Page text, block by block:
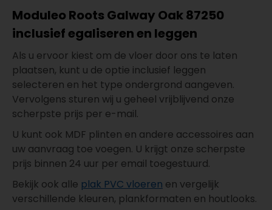
Moduleo Roots Galway Oak 87250
inclusief egaliseren en leggen
Als u ervoor kiest om de vloer door ons te laten
plaatsen, kunt u de optie inclusief leggen
selecteren en het type ondergrond aangeven.
Vervolgens sturen wij u geheel vrijblijvend onze
scherpste prijs per e-mail.
U kunt ook MDF plinten en andere accessoires aan
uw aanvraag toe voegen. U krijgt onze scherpste
prijs binnen 24 uur per email toegestuurd.
Bekijk ook alle plak PVC vloeren en vergelijk
verschillende kleuren, plankformaten en houtlooks.